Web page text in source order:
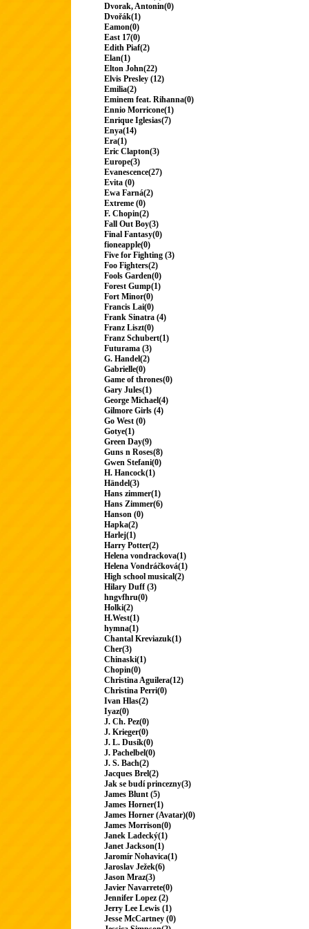
Dvorak, Antonin(0)
Dvořák(1)
Eamon(0)
East 17(0)
Edith Piaf(2)
Elan(1)
Elton John(22)
Elvis Presley (12)
Emilia(2)
Eminem feat. Rihanna(0)
Ennio Morricone(1)
Enrique Iglesias(7)
Enya(14)
Era(1)
Eric Clapton(3)
Europe(3)
Evanescence(27)
Evita (0)
Ewa Farná(2)
Extreme (0)
F. Chopin(2)
Fall Out Boy(3)
Final Fantasy(0)
fioneapple(0)
Five for Fighting (3)
Foo Fighters(2)
Fools Garden(0)
Forest Gump(1)
Fort Minor(0)
Francis Lai(0)
Frank Sinatra (4)
Franz Liszt(0)
Franz Schubert(1)
Futurama (3)
G. Handel(2)
Gabrielle(0)
Game of thrones(0)
Gary Jules(1)
George Michael(4)
Gilmore Girls (4)
Go West (0)
Gotye(1)
Green Day(9)
Guns n Roses(8)
Gwen Stefani(0)
H. Hancock(1)
Händel(3)
Hans zimmer(1)
Hans Zimmer(6)
Hanson (0)
Hapka(2)
Harlej(1)
Harry Potter(2)
Helena vondrackova(1)
Helena Vondráčková(1)
High school musical(2)
Hilary Duff (3)
hngvfhru(0)
Holki(2)
H.West(1)
hymna(1)
Chantal Kreviazuk(1)
Cher(3)
Chinaski(1)
Chopin(0)
Christina Aguilera(12)
Christina Perri(0)
Ivan Hlas(2)
Iyaz(0)
J. Ch. Pez(0)
J. Krieger(0)
J. L. Dusík(0)
J. Pachelbel(0)
J. S. Bach(2)
Jacques Brel(2)
Jak se budí princezny(3)
James Blunt (5)
James Horner(1)
James Horner (Avatar)(0)
James Morrison(0)
Janek Ladecký(1)
Janet Jackson(1)
Jaromír Nohavica(1)
Jaroslav Ježek(6)
Jason Mraz(3)
Javier Navarrete(0)
Jennifer Lopez (2)
Jerry Lee Lewis (1)
Jesse McCartney (0)